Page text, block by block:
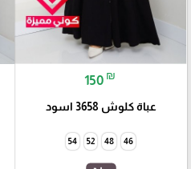
150 ₪
عباة كلوش 3658 اسود
46
48
52
54